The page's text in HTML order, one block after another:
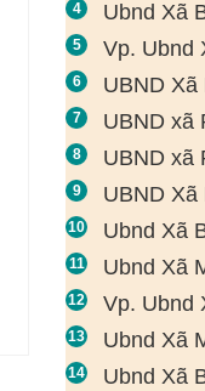
Ubnd Xã
Vp. Ubnd
UBND Xã
UBND xã
UBND xã
UBND Xã
Ubnd Xã
Ubnd Xã
Vp. Ubnd
Ubnd Xã
Ubnd Xã